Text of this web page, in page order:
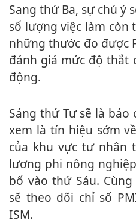
Sang thứ Ba, sự chú ý sẽ chuyển sang báo cáo
số lượng việc làm còn
những thước đo được
đánh giá mức độ thắt
động.
Sáng thứ Tư sẽ là báo cáo việc làm ADP, được
xem là tín hiệu sớm
của khu vực tư nhân
lương phi nông
bố vào thứ Sáu.
sẽ theo dõi chỉ số
ISM.